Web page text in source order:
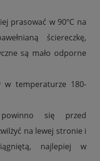
prasować w 90ºC na
ściereczkę,
są mało odporne
w temperaturze 180-
się przed
na lewej stronie i
najlepiej w